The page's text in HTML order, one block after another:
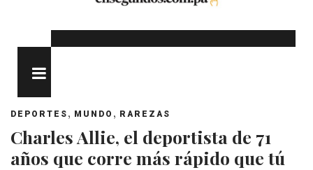
DEPORTES , MUNDO , RAREZAS
Charles Allie, el deportista de 71
años que corre más rápido que tú